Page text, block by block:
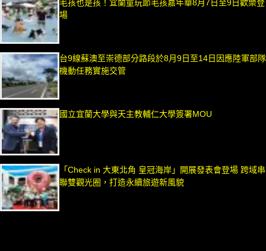
毛孩也是孩！宜蘭童玩節毛孩嘉年華8月7日至9日歡樂登
場
台9線蘇澳至崇德部分路段於8月9日至14日因應陸軍部隊
機動任務實施交管
國立宜蘭大學與天主教輔仁大學簽署MOU
「Check in 大東北角 皇冠海岸」開展發表會登場 跨域串
聯雙觀光圈，打造永續旅遊新風貌